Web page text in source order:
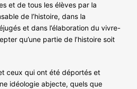
et de tous les élèves par la
de l’histoire, dans la
et dans l’élaboration du vivre-
qu’une partie de l’histoire soit
ceux qui ont été déportés et
idéologie abjecte, quels que